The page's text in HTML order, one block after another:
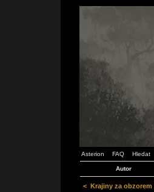
Asterion FAQ Hledat
Autor
< Krajiny za